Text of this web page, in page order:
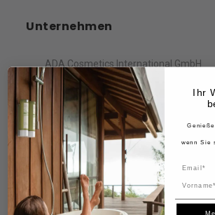
Unternehmen
ADA Cosmetics International GmbH
Rastatter Straße 2A
Kehl, 77694
Deutschland
Information
Ihr
wenn Sie